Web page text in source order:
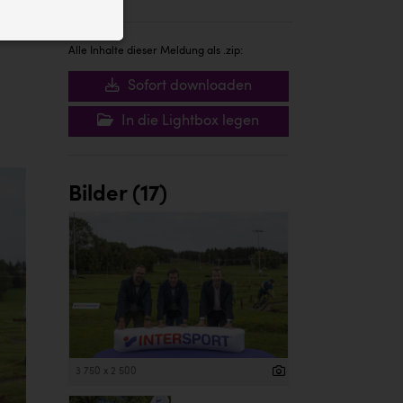
Alle Inhalte dieser Meldung als .zip:
Sofort downloaden
In die Lightbox legen
Bilder (17)
3 750 x 2 500
Website